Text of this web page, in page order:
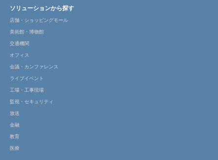
ソリューションから探す
店舗・ショッピングモール
美術館・博物館
交通機関
オフィス
会議・カンファレンス
ライブイベント
工場・工事現場
監視・セキュリティ
放送
金融
教育
医療